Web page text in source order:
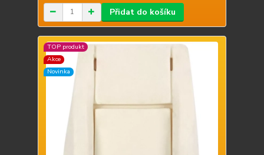
Přidat do košíku
TOP produkt
Akce
Novinka